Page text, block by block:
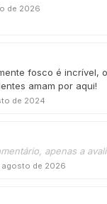
de 2026
fosco é incrível,
amam por aqui!
de 2024
apenas a
agosto de 2026